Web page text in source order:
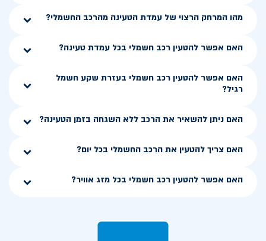
מהו המרחק הרצוי של עמדת הטעינה מהרכב החשמלי?
האם אפשר להטעין רכב חשמלי בכל עמדת טעינה?
האם אפשר להטעין רכב חשמלי בעזרת שקע חשמל
רגיל?
האם ניתן להשאיר את הרכב ללא השגחה בזמן הטעינה?
האם צריך להטעין את הרכב החשמלי בכל יום?
האם אפשר להטעין רכב חשמלי בכל מזג אוויר?